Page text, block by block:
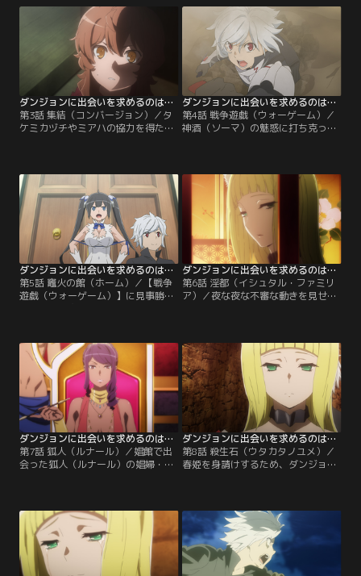
れたささやかな酒宴。その席でベル
は、他の冒険者から、あからさまな
挑発を受け、乱闘騒ぎを起こしてし
まう。乱闘騒ぎの相手は【アポロ
ン・ファミリア】。その団長である
Lv.3の冒険者…。【提供：バンダイ
チャンネル】
ア。しかし翌朝、ベルとヘスティア
の本拠地（ホーム）に【アポロン・
ファミリア】の襲撃が。アポロンが
気に入った子供は、地の果てまで追
い回される--かつて同じ憂き目に合
ったダフネと…。【提供：バンダイ
チャンネル】
ダンジョンに出会いを求めるのは間違っているだろうかII 第03話
第3話 集結（コンバージョン）／タ
ケミカヅチやミアハの協力を得たこ
イズとの特訓に向かわせ、自身はア
ポロンとの【戦争遊戯（ウォーゲー
ム）】開催に伴う交渉に臨むこと
に。一方で団長・ザニスの手によ
り、半ば強引に【ソーマ・ファミリ
ア】に連れ戻されたリリ。【提供：
バンダイチャンネル】
ダンジョンに出会いを求めるのは間違っているだろうかII 第04話
第4話 戦争遊戯（ウォーゲーム）／
神酒（ソーマ）の魅惑に打ち克った
バージョン）。更にヘルメスの助力
もあって、派閥外の助っ人としてリ
ューが参戦。未だ歴然とした物量の
差はあれど、ベルたちを取り巻いて
いた絶望的な状況には、光明が差し
始めていた。【提供：バンダイチャ
ンネル】
ダンジョンに出会いを求めるのは間違っているだろうかII 第05話
第5話 竈火の館（ホーム）／【戦争
遊戯（ウォーゲーム）】に見事勝利
を済ませたことで、派閥は主神も含
め総勢五名に。本拠地（ホーム）に
ついても、先の騒動で破壊された教
会に代わり【戦争遊戯】の副産物と
して手に入れた【アポロン・ファミ
リア】の巨大な館に引っ越し…。
【提供：バンダイチャンネル】
ダンジョンに出会いを求めるのは間違っているだろうかII 第06話
第6話 淫都（イシュタル・ファミリ
ア）／夜な夜な不審な動きを見せ、
の友人である千草と合流し、命が向
かった先は、オラリオが誇る、もう
ひとつの顔--大歓楽街だった。命と
千草が歓楽街を訪れた理由は、昔な
じみの友人が働いているという噂を
聞きつけたからという話……。【提
供：バンダイチャンネル】
ダンジョンに出会いを求めるのは間違っているだろうかII 第07話
第7話 狐人（ルナール）／娼館で出
会った狐人（ルナール）の娼婦・春
ぬ形で娼婦となり、助けられる資格
もないと救いを諦めている春姫に、
疑問を覚える。更に命の尋ね人が当
の春姫であったこと、そして彼女が
所属する【イシュタル・ファミリ
ダンジョンに出会いを求めるのは間違っているだろうかII 第08話
第8話 殺生石（ウタカタノユメ）／
春姫を身請けするため、ダンジョン
きた【イシュタル・ファミリア】に
より、ベルと命は捕らわれの身とな
ってしまう。拘束され、監禁された
状態で目を覚ましたベル。眼の前に
は…。【提供：バンダイチャンネ